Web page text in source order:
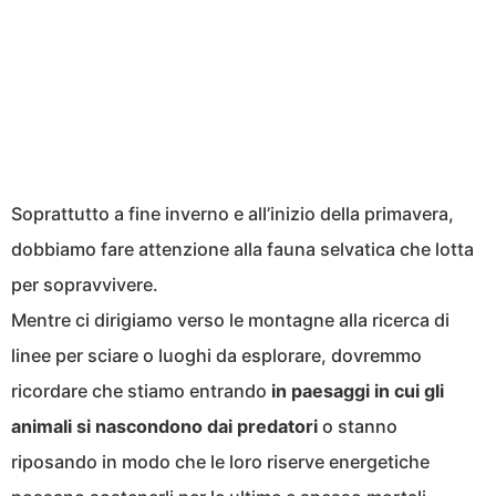
Soprattutto a fine inverno e all’inizio della primavera,
dobbiamo fare attenzione alla fauna selvatica che lotta
per sopravvivere.
Mentre ci dirigiamo verso le montagne alla ricerca di
linee per sciare o luoghi da esplorare, dovremmo
ricordare che stiamo entrando in paesaggi in cui gli
animali si nascondono dai predatori o stanno
riposando in modo che le loro riserve energetiche